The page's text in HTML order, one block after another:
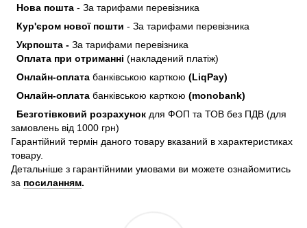
Нова пошта - За тарифами перевізника
Кур'єром нової пошти - За тарифами перевізника
Укрпошта - За тарифами перевізника
Оплата при отриманні (накладений платіж)
Онлайн-оплата банківською карткою (LiqPay)
Онлайн-оплата банківською карткою (monobank)
Безготівковий розрахунок для ФОП та ТОВ без ПДВ (для
замовлень від 1000 грн)
Гарантійний термін даного товару вказаний в характеристиках
товару.
Детальніше з гарантійними умовами ви можете ознайомитись
за посиланням.